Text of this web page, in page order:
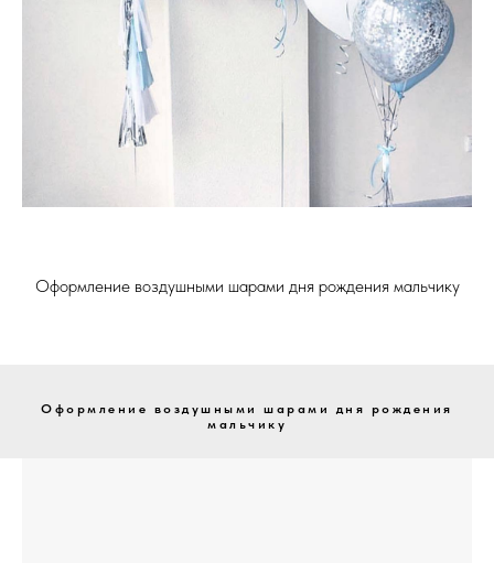
Оформление воздушными шарами дня рождения мальчику
Оформление воздушными шарами дня рождения
мальчику